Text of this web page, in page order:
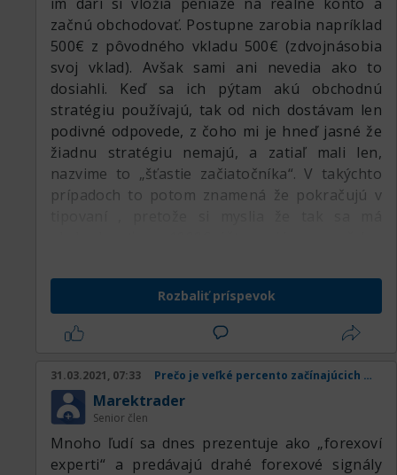
začnú obchodovať. Postupne zarobia napríklad
500€ z pôvodného vkladu 500€ (zdvojnásobia
svoj vklad). Avšak sami ani nevedia ako to
dosiahli. Keď sa ich pýtam akú obchodnú
stratégiu používajú, tak od nich dostávam len
podivné odpovede, z čoho mi je hneď jasné že
žiadnu stratégiu nemajú, a zatiaľ mali len,
nazvime to „šťastie začiatočníka“. V takýchto
prípadoch to potom znamená že pokračujú v
zastavia a potom rok vôbec neobchodujú alebo
sa na to úplne vykašlú.
Pozor, je mnoho ľudí ktorým obchodovanie ide
od začiatku, ale dôležité je že na konzistentné
dodržiavajú money management. Preto sa im
darí dlhodobo. Majú totiž systém
Rozbaliť príspevok
31.03.2021, 07:33 Prečo je veľké percento začínajúcich obchodníkov v strate
Marektrader
Senior člen
Mnoho ľudí sa dnes prezentuje ako „forexoví
experti“ a predávajú drahé forexové signály